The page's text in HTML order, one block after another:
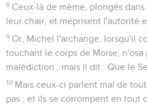
8 Ceux-là de même, plongés
leur chair, et méprisent l'autorité
9 Or, Michel l'archange, lorsqu'il
touchant le corps de Moïse,
malédiction ; mais il dit : Que le
10 Mais ceux-ci parlent mal de
pas ; et ils se corrompent en tout